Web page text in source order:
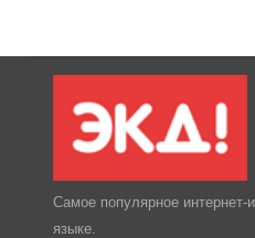
Самое популярное интернет-
языке.